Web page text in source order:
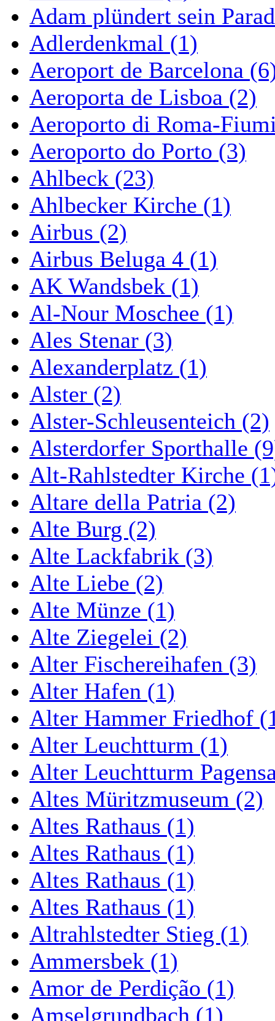
Adam plündert sein
Adlerdenkmal (1)
Aeroport de Barcelona
Aeroporta de Lisboa (2)
Aeroporto di Roma-
Aeroporto do Porto (3)
Ahlbeck (23)
Ahlbecker Kirche (1)
Airbus (2)
Airbus Beluga 4 (1)
AK Wandsbek (1)
Al-Nour Moschee (1)
Ales Stenar (3)
Alexanderplatz (1)
Alster (2)
Alster-Schleusenteich (2)
Alsterdorfer Sporthalle
Alt-Rahlstedter Kirche
Altare della Patria (2)
Alte Burg (2)
Alte Lackfabrik (3)
Alte Liebe (2)
Alte Münze (1)
Alte Ziegelei (2)
Alter Fischereihafen (3)
Alter Hafen (1)
Alter Hammer Friedhof
Alter Leuchtturm (1)
Alter Leuchtturm
Altes Müritzmuseum (2)
Altes Rathaus (1)
Altes Rathaus (1)
Altes Rathaus (1)
Altes Rathaus (1)
Altrahlstedter Stieg (1)
Ammersbek (1)
Amor de Perdição (1)
Amselgrundbach (1)